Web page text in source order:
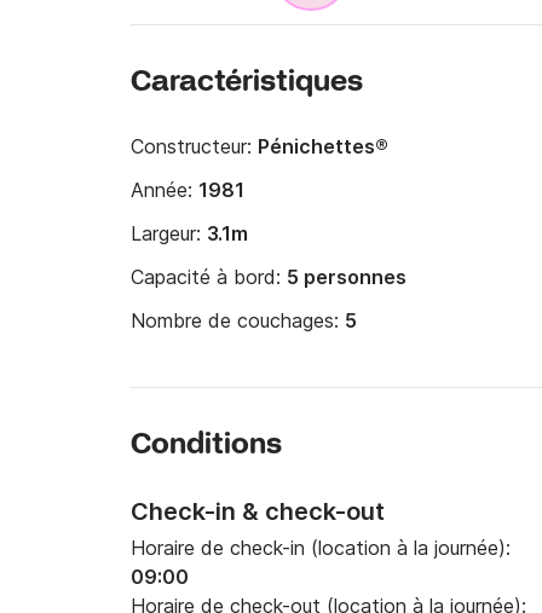
Caractéristiques
Constructeur: Pénichettes®
Année: 1981
Largeur: 3.1m
Capacité à bord: 5 personnes
Nombre de couchages: 5
Conditions
Check-in & check-out
Horaire de check-in (location à la journée):
09:00
Horaire de check-out (location à la journée):